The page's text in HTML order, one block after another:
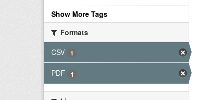
Show More Tags
Formats
CSV
1
PDF 1